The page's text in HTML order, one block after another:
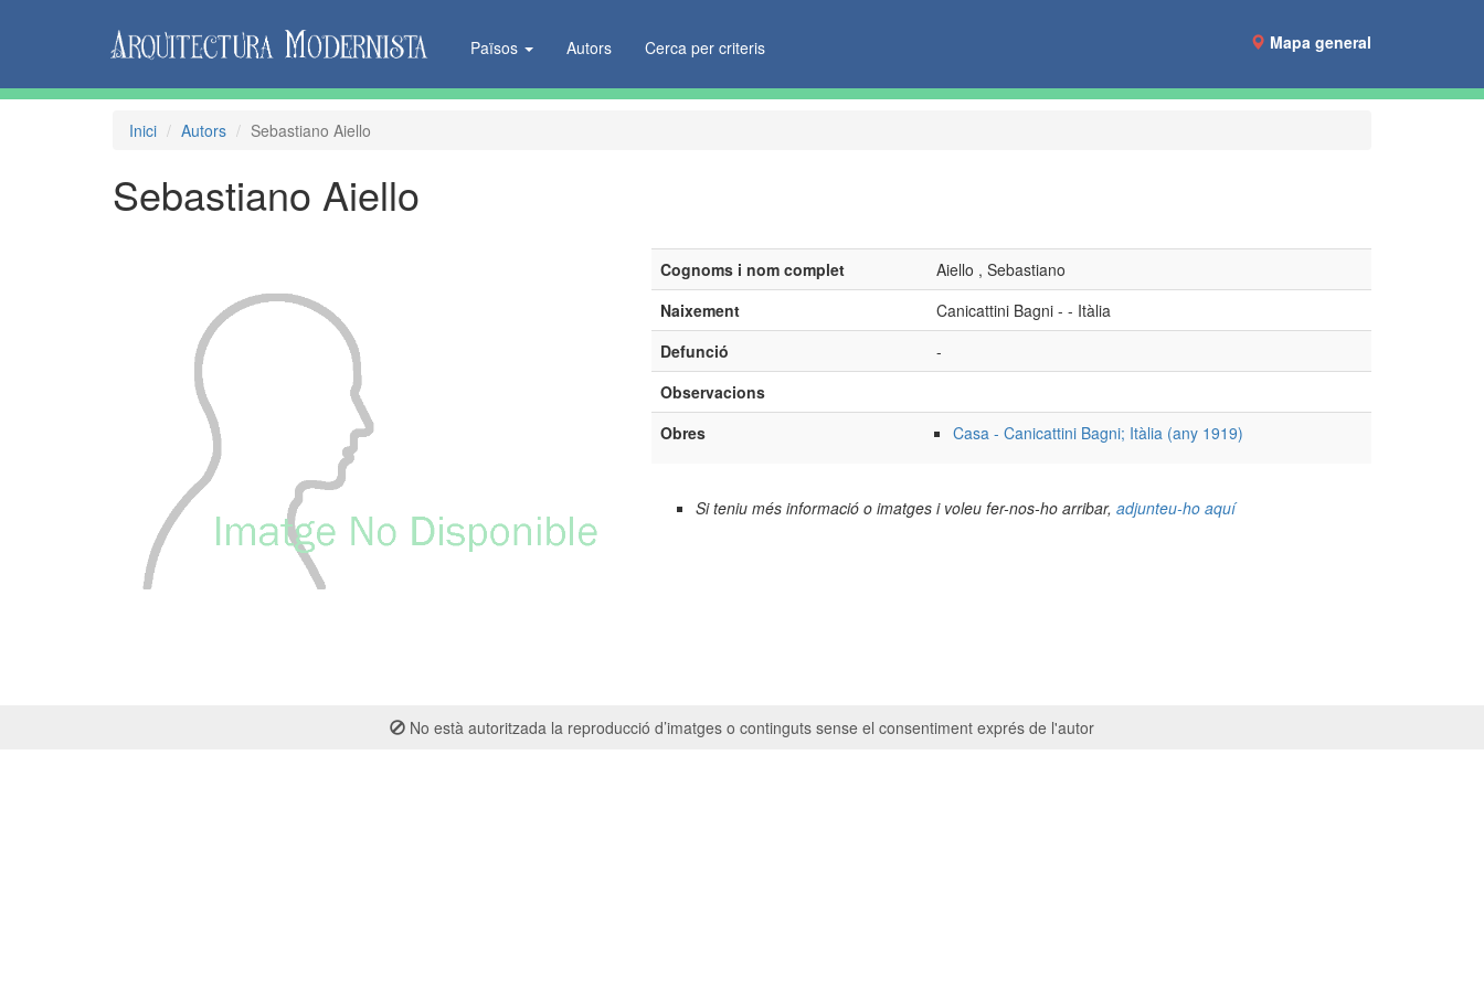
Països Autors Cerca per criteris Mapa general
Inici Autors Sebastiano Aiello
Sebastiano Aiello
Cognoms i nom complet
Aiello , Sebastiano
Naixement
Canicattini Bagni - - Itàlia
Defunció
-
Observacions
Obres
Casa - Canicattini Bagni; Itàlia (any 1919)
Si teniu més informació o imatges i voleu fer-nos-ho arribar, adjunteu-ho aquí
No està autoritzada la reproducció d’imatges o continguts sense el consentiment exprés de l'autor